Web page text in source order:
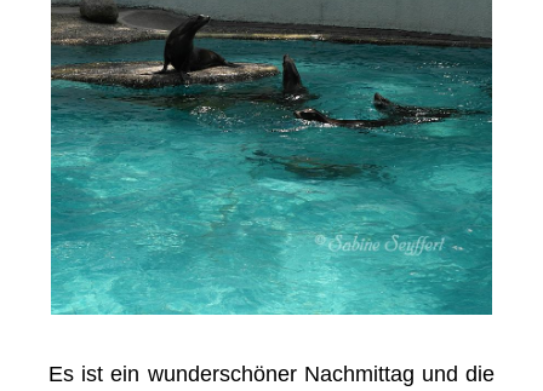
Es ist ein wunderschöner Nachmittag und die